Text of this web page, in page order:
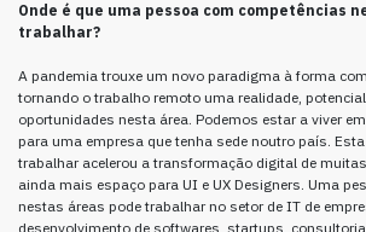
Onde é que uma pessoa com competências
trabalhar?
A pandemia trouxe um novo paradigma à forma
tornando o trabalho remoto uma realidade,
oportunidades nesta área. Podemos estar a viver
para uma empresa que tenha sede noutro país.
trabalhar acelerou a transformação digital de
ainda mais espaço para UI e UX Designers. Uma
nestas áreas pode trabalhar no setor de IT de
desenvolvimento de softwares, startups,